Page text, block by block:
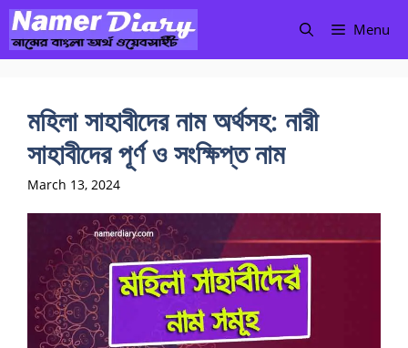
Skip
to
content
Menu
মহিলা সাহাবীদের নাম অর্থসহ: নারী
সাহাবীদের পূর্ণ ও সংক্ষিপ্ত নাম
March 13, 2024